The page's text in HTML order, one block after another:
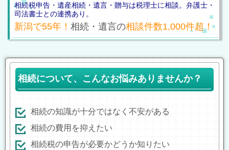
相続税申告・遺産相続・遺言・贈与は税理士に相談。弁護士・
司法書士との連携あり。
新潟で55年！ 相続・遺言の相談件数1,000件超！
相続について、こんなお悩みありませんか？
相続の知識が十分ではなく不安がある
相続の費用を抑えたい
相続税の申告が必要かどうか知りたい